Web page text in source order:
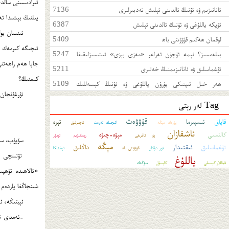
7136
ئانانىزىم ۋە ئۇنىڭ ئالدىنى ئېلىش تەدبىرلىرى
6387
ئۆپكە ياللۇغى ۋە ئۇنىڭ ئالدىنى ئېلىش
5409
لوقمان ھەكىم قۇۋۋىتى باھ
5247
بىلەمسىز؟ نېمە ئۈچۈن ئەرلەر «مەزى بېزى» ئىشسىزلىقىغا
بەرداشلىق بېرەلمەيدۇ؟
5211
تۇغماسلىق ۋە ئانانىزىمنىڭ خەتىرى
5109
ھەر خىل تىپتىكى بۇرۇن ياللۇغى ۋە ئۇنىڭ كېسەللىك
ئالامەتلىرى
Tag لەر رېتى
قاپاق ئىسپىرما يۈرەك مېڭە قۇۋۋەت كىچىك تەرەت ئاجىزلىق تېرە
كالتسىي ئاشقازان پۇ ئاغرىقى مېۋە-چىۋە رېماتىزىم تومۇر
تۇغماسلىق ئىقتىدار تور دۇكان قۇۋۋىتى باھ مېڭە داڭلىق تېخنىكا
ئاياللار كېسىلى ياللۇغ كاپسۇل سۆڭەك
يىلنىڭ بېشىدا
ئىنسان
ئىچىگە كىرمەك
جاپا ھەم
كىمنىڭ؟
سۆيۈپ،
«ئالاھىدە
شىنجاڭغا
ئېيتىڭە،
-ئەمدى